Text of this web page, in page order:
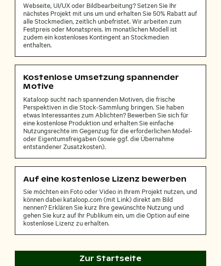
Webseite, UI/UX oder Bildbearbeitung? Setzen Sie Ihr
nächstes Projekt mit uns um und erhalten Sie 50% Rabatt auf
alle Stockmedien, zeitlich unbefristet. Wir arbeiten zum
Festpreis oder Monatspreis. Im monatlichen Modell ist
zudem ein kostenloses Kontingent an Stockmedien
enthalten.
Kostenlose Umsetzung spannender
Motive
Kataloop sucht nach spannenden Motiven, die frische
Perspektiven in die Stock-Sammlung bringen. Sie haben
etwas Interessantes zum Ablichten? Bewerben Sie sich für
eine kostenlose Produktion und erhalten Sie einfache
Nutzungsrechte im Gegenzug für die erforderlichen Model-
oder Eigentumsfreigaben (sowie ggf. die Übernahme
entstandener Zusatzkosten).
Auf eine kostenlose Lizenz bewerben
Sie möchten ein Foto oder Video in Ihrem Projekt nutzen, und
können dabei kataloop.com (mit Link) direkt am Bild
nennen? Erklären Sie kurz Ihre gewünschte Nutzung und
gehen Sie kurz auf Ihr Publikum ein, um die Option auf eine
kostenlose Lizenz zu erhalten.
Zur Startseite